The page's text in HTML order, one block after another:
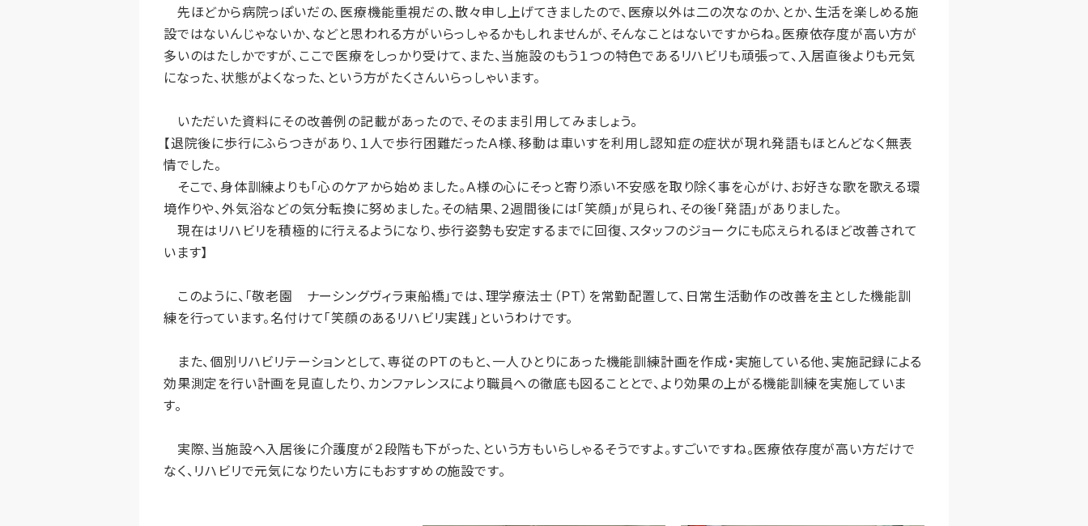
先ほどから病院っぽいだの、医療機能重視だの、散々申し上げてきましたので、医療以外は二の次なのか、とか、生活を楽しめる施
設ではないんじゃないか、などと思われる方がいらっしゃるかもしれませんが、そんなことはないですからね。医療依存度が高い方が
多いのはたしかですが、ここで医療をしっかり受けて、また、当施設のもう１つの特色であるリハビリも頑張って、入居直後よりも元気
になった、状態がよくなった、という方がたくさんいらっしゃいます。
いただいた資料にその改善例の記載があったので、そのまま引用してみましょう。
【退院後に歩行にふらつきがあり、１人で歩行困難だったＡ様、移動は車いすを利用し認知症の症状が現れ発語もほとんどなく無表
情でした。
そこで、身体訓練よりも「心のケアから始めました。Ａ様の心にそっと寄り添い不安感を取り除く事を心がけ、お好きな歌を歌える環
境作りや、外気浴などの気分転換に努めました。その結果、２週間後には「笑顔」が見られ、その後「発語」がありました。
現在はリハビリを積極的に行えるようになり、歩行姿勢も安定するまでに回復、スタッフのジョークにも応えられるほど改善されて
います】
このように、「敬老園 ナーシングヴィラ東船橋」では、理学療法士（ＰＴ）を常勤配置して、日常生活動作の改善を主とした機能訓
練を行っています。名付けて「笑顔のあるリハビリ実践」というわけです。
また、個別リハビリテーションとして、専従のＰＴのもと、一人ひとりにあった機能訓練計画を作成・実施している他、実施記録による
効果測定を行い計画を見直したり、カンファレンスにより職員への徹底も図ることとで、より効果の上がる機能訓練を実施していま
す。
実際、当施設へ入居後に介護度が２段階も下がった、という方もいらしゃるそうですよ。すごいですね。医療依存度が高い方だけで
なく、リハビリで元気になりたい方にもおすすめの施設です。